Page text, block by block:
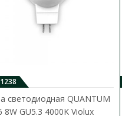
светодиодная QUANTUM
8W GU5.3 4000K Violux